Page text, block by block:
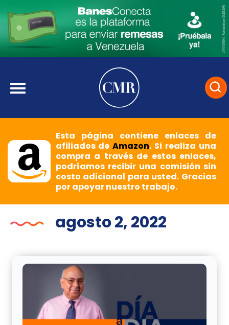
Esta página contiene enlaces de
afiliados deAmazon. Si realiza una
compra a través de estos enlaces,
podríamos recibir una comisión sin
costo adicional para usted. Gracias
por apoyar nuestro trabajo.
agosto 2, 2022